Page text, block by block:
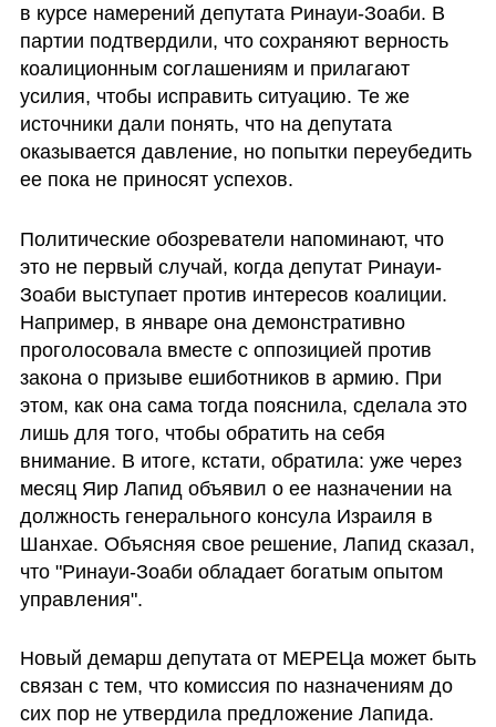
в курсе намерений депутата Ринауи-Зоаби. В
партии подтвердили, что сохраняют верность
коалиционным соглашениям и прилагают
усилия, чтобы исправить ситуацию. Те же
источники дали понять, что на депутата
оказывается давление, но попытки переубедить
ее пока не приносят успехов.
Политические обозреватели напоминают, что
это не первый случай, когда депутат Ринауи-
Зоаби выступает против интересов коалиции.
Например, в январе она демонстративно
проголосовала вместе с оппозицией против
закона о призыве ешиботников в армию. При
этом, как она сама тогда пояснила, сделала это
лишь для того, чтобы обратить на себя
внимание. В итоге, кстати, обратила: уже через
месяц Яир Лапид объявил о ее назначении на
должность генерального консула Израиля в
Шанхае. Объясняя свое решение, Лапид сказал,
что "Ринауи-Зоаби обладает богатым опытом
управления".
Новый демарш депутата от МЕРЕЦа может быть
связан с тем, что комиссия по назначениям до
сих пор не утвердила предложение Лапида.